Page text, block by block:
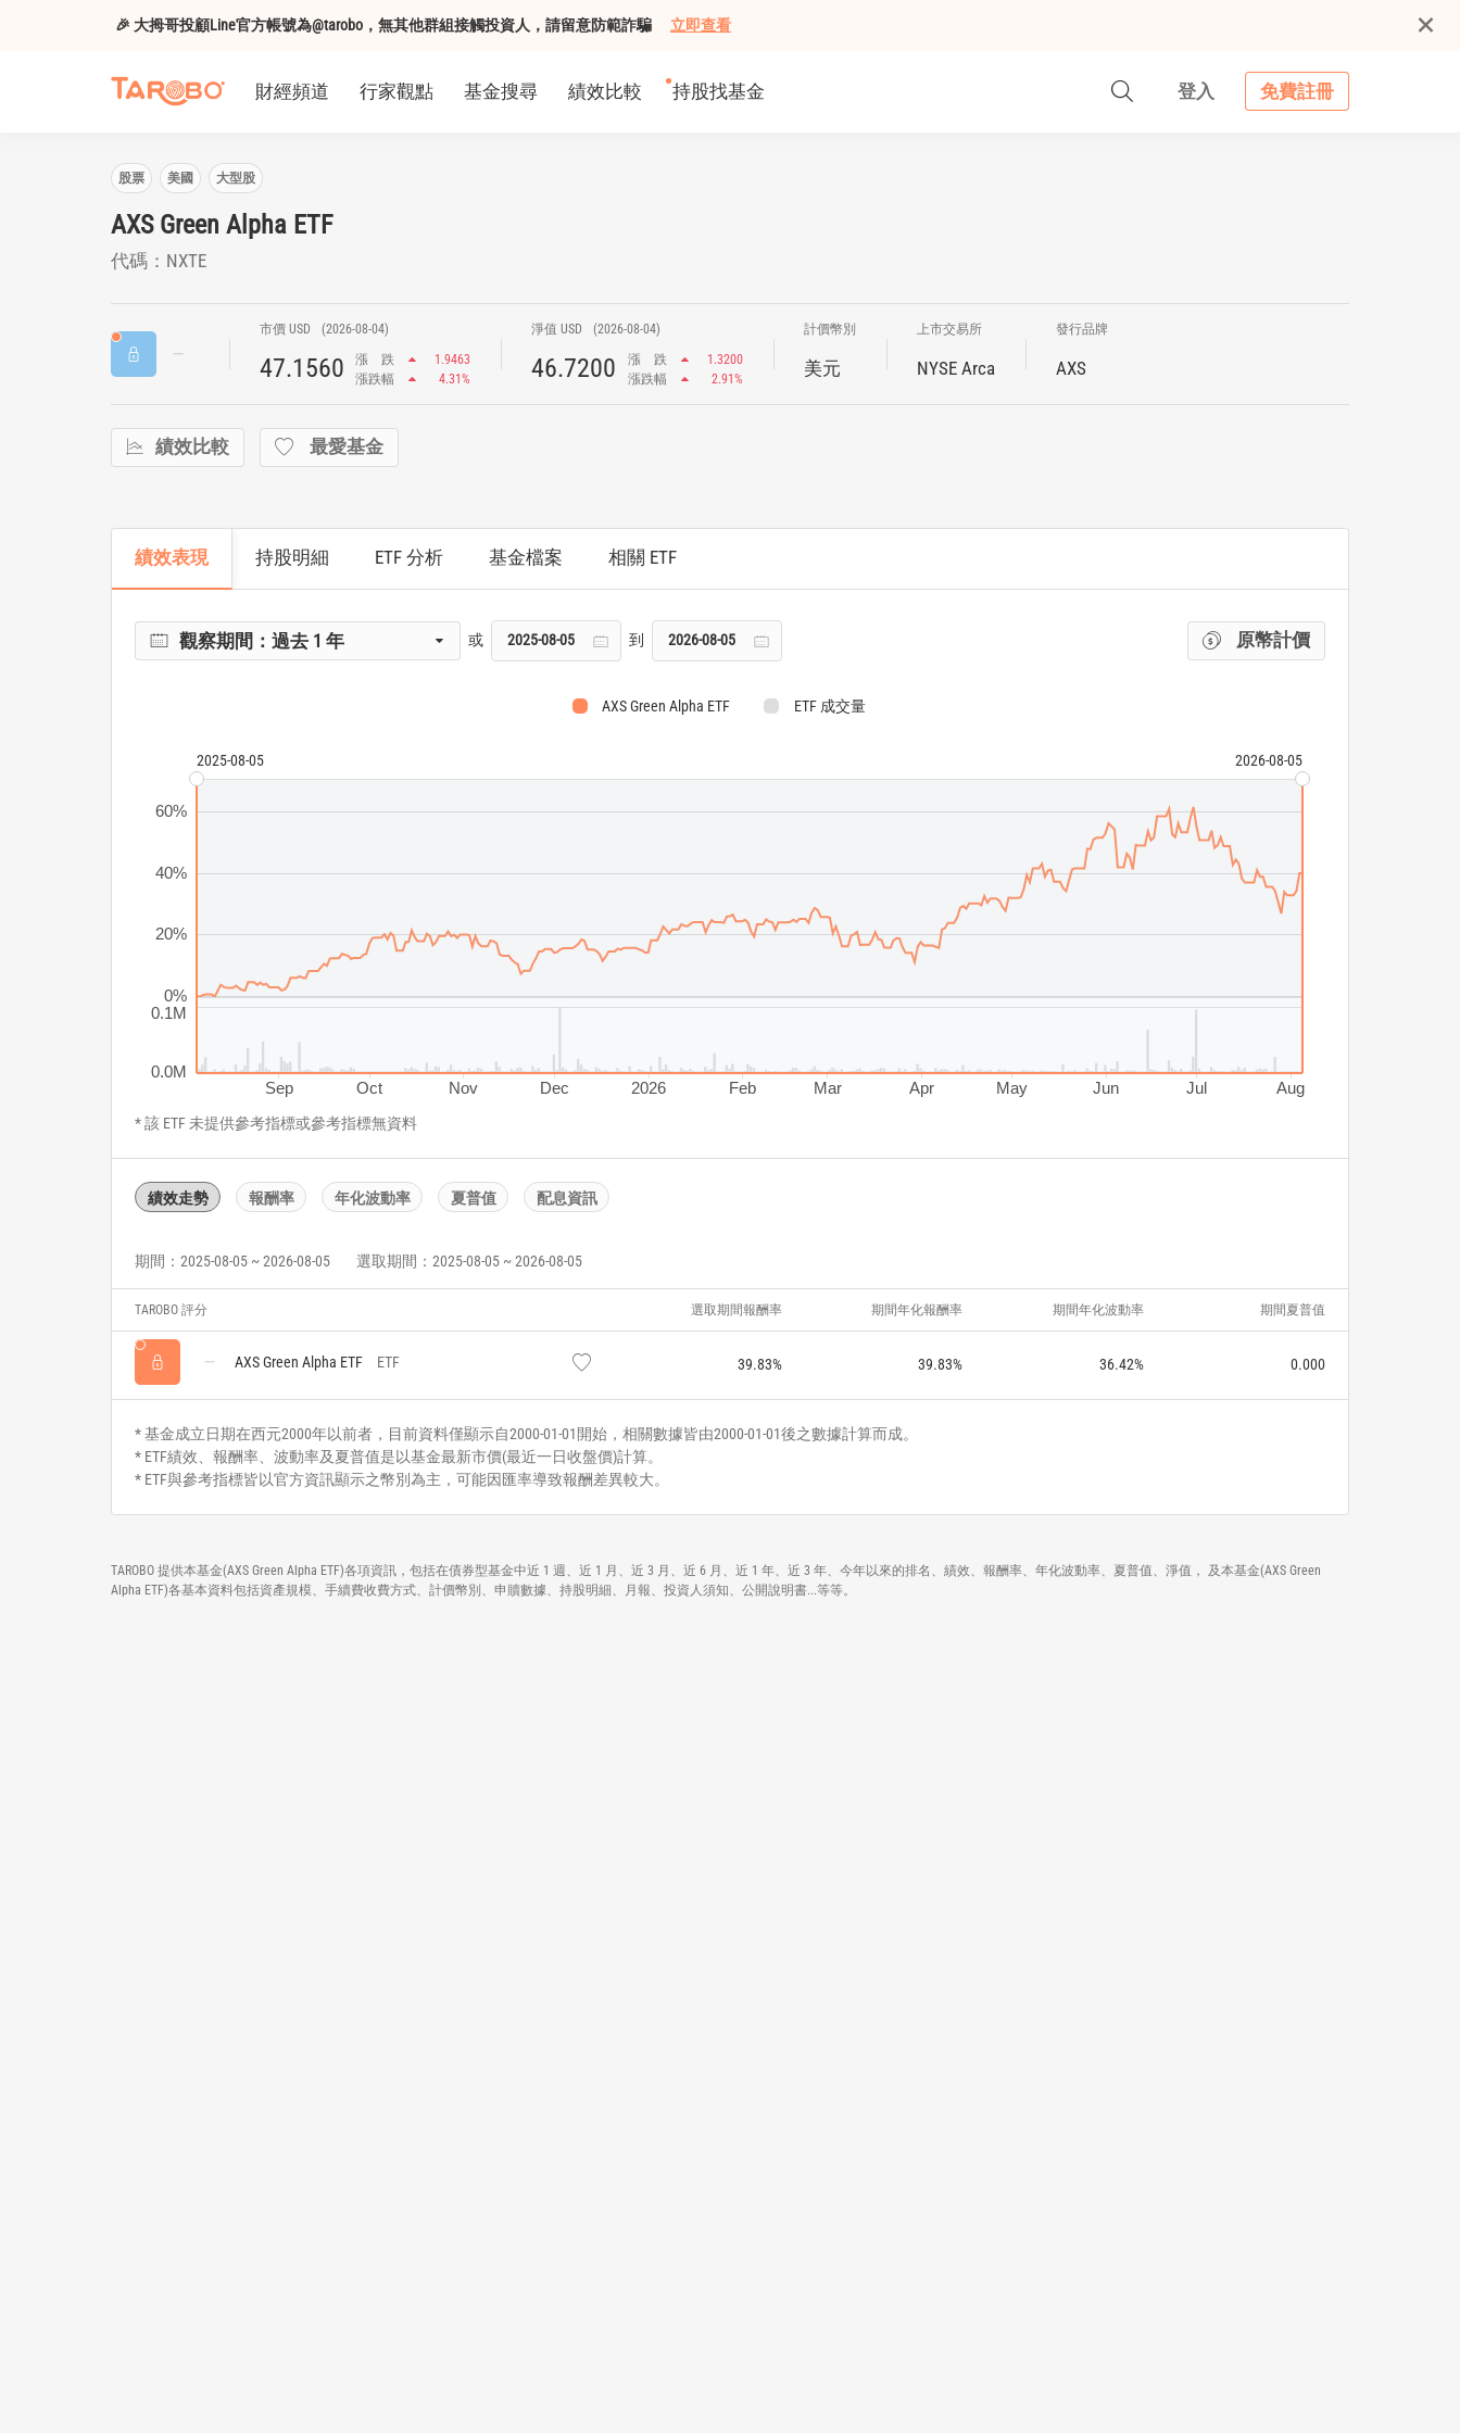
🎉 大拇哥投顧Line官方帳號為@tarobo，無其他群組接觸投資人，請留意防範詐騙 立即查看
財經頻道 行家觀點 基金搜尋 績效比較 持股找基金 登入 免費註冊
股票 美國 大型股
AXS Green Alpha ETF
代碼：NXTE
市價 USD (2026-08-04)
47.1560 漲 跌
1.9463
漲跌幅
4.31%
淨值 USD (2026-08-04)
46.7200 漲 跌
1.3200
漲跌幅
2.91%
計價幣別
美元
上市交易所
NYSE Arca
發行品牌
AXS
績效比較 最愛基金
績效表現 持股明細 ETF 分析 基金檔案 相關 ETF
觀察期間：過去 1 年 或 到 原幣計價
AXS Green Alpha ETF ETF 成交量
2025-08-05 2026-08-05
Sep Oct Nov Dec 2026 Feb Mar Apr May Jun Jul Aug
0.0M
0.1M
0%
20%
40%
60%
* 該 ETF 未提供參考指標或參考指標無資料
績效走勢 報酬率 年化波動率 夏普值 配息資訊
期間：2025-08-05 ~ 2026-08-05 選取期間：2025-08-05 ~ 2026-08-05
TAROBO 評分 選取期間報酬率 期間年化報酬率 期間年化波動率 期間夏普值
AXS Green Alpha ETF ETF 39.83% 39.83% 36.42% 0.000
* 基金成立日期在西元2000年以前者，目前資料僅顯示自2000-01-01開始，相關數據皆由2000-01-01後之數據計算而成。
* ETF績效、報酬率、波動率及夏普值是以基金最新市價(最近一日收盤價)計算。
* ETF與參考指標皆以官方資訊顯示之幣別為主，可能因匯率導致報酬差異較大。
TAROBO 提供本基金(AXS Green Alpha ETF)各項資訊，包括在債券型基金中近 1 週、近 1 月、近 3 月、近 6 月、近 1 年、近 3 年、今年以來的排名、績效、報酬率、年化波動率、夏普值、淨值， 及本基金(AXS Green
Alpha ETF)各基本資料包括資產規模、手續費收費方式、計價幣別、申贖數據、持股明細、月報、投資人須知、公開說明書...等等。